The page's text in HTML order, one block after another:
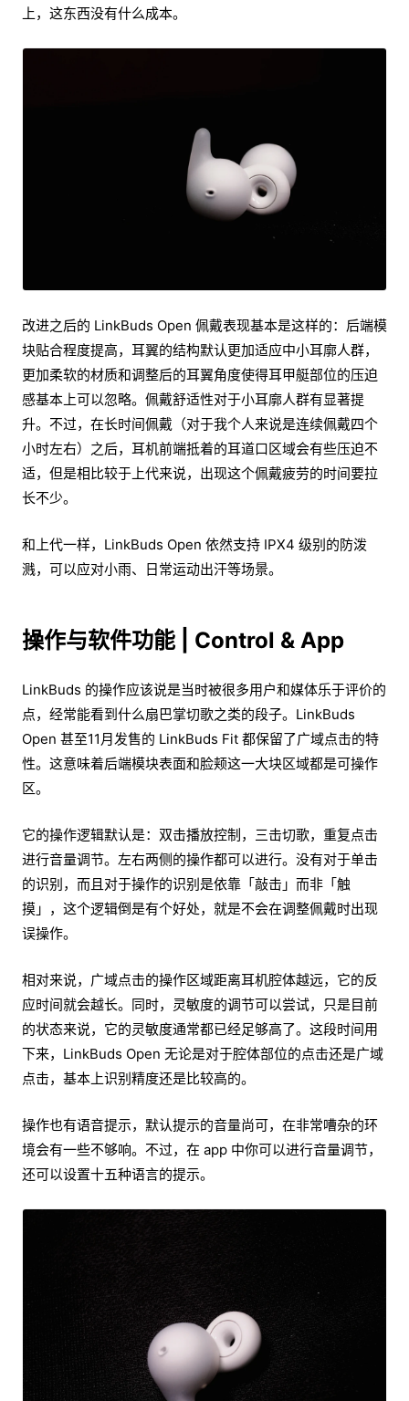
上，这东西没有什么成本。
改进之后的 LinkBuds Open 佩戴表现基本是这样的：后端模
块贴合程度提高，耳翼的结构默认更加适应中小耳廓人群，
更加柔软的材质和调整后的耳翼角度使得耳甲艇部位的压迫
感基本上可以忽略。佩戴舒适性对于小耳廓人群有显著提
升。不过，在长时间佩戴（对于我个人来说是连续佩戴四个
小时左右）之后，耳机前端抵着的耳道口区域会有些压迫不
适，但是相比较于上代来说，出现这个佩戴疲劳的时间要拉
长不少。
和上代一样，LinkBuds Open 依然支持 IPX4 级别的防泼
溅，可以应对小雨、日常运动出汗等场景。
操作与软件功能 | Control & App
LinkBuds 的操作应该说是当时被很多用户和媒体乐于评价的
点，经常能看到什么扇巴掌切歌之类的段子。LinkBuds
Open 甚至11月发售的 LinkBuds Fit 都保留了广域点击的特
性。这意味着后端模块表面和脸颊这一大块区域都是可操作
区。
它的操作逻辑默认是：双击播放控制，三击切歌，重复点击
进行音量调节。左右两侧的操作都可以进行。没有对于单击
的识别，而且对于操作的识别是依靠「敲击」而非「触
摸」，这个逻辑倒是有个好处，就是不会在调整佩戴时出现
误操作。
相对来说，广域点击的操作区域距离耳机腔体越远，它的反
应时间就会越长。同时，灵敏度的调节可以尝试，只是目前
的状态来说，它的灵敏度通常都已经足够高了。这段时间用
下来，LinkBuds Open 无论是对于腔体部位的点击还是广域
点击，基本上识别精度还是比较高的。
操作也有语音提示，默认提示的音量尚可，在非常嘈杂的环
境会有一些不够响。不过，在 app 中你可以进行音量调节，
还可以设置十五种语言的提示。